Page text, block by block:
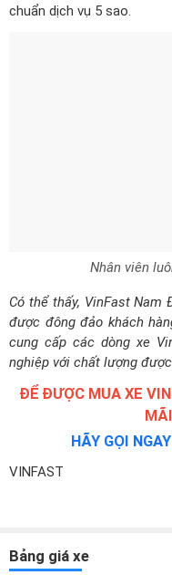
chuẩn dịch vụ 5 sao.
Nhân viên
Có thể thấy, VinFast
được đông đảo khách
cung cấp các dòng xe
nghiệp với chất lượng
ĐỂ ĐƯỢC MUA XE
HÃY GỌI
VINFAST
Bảng giá xe